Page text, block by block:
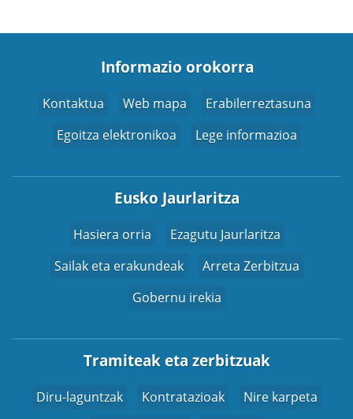
Informazio orokorra
Kontaktua Web mapa
Erabilerreztasuna
Egoitza elektronikoa
Lege informazioa
Eusko Jaurlaritza
Hasiera orria
Ezagutu Jaurlaritza
Sailak eta erakundeak
Arreta Zerbitzua
Gobernu irekia
Tramiteak eta zerbitzuak
Diru-laguntzak Kontratazioak
Nire karpeta